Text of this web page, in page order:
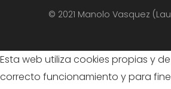
© 2021 Manolo Vasquez
Esta web utiliza cookies propias y
correcto funcionamiento y para